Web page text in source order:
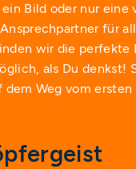
Bild oder nur eine
für
wir die perfekte
als Du denkst!
Weg vom ersten